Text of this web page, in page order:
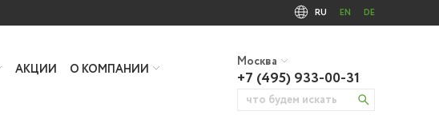
RU EN DE
АКЦИИ
О КОМПАНИИ
Москва
+7 (495) 933-00-31